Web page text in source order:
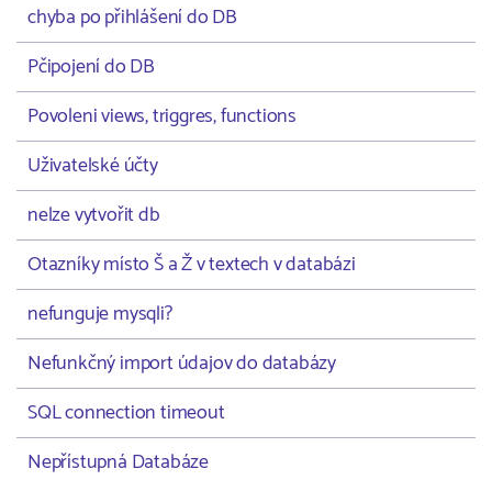
chyba po přihlášení do DB
Pčipojení do DB
Povoleni views, triggres, functions
Uživatelské účty
nelze vytvořit db
Otazníky místo Š a Ž v textech v databázi
nefunguje mysqli?
Nefunkčný import údajov do databázy
SQL connection timeout
Nepřístupná Databáze